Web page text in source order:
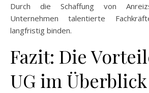
Durch die Schaffung von
Unternehmen talentierte
langfristig binden.
Fazit: Die
UG im Überblick